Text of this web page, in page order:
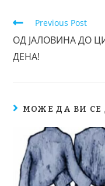
Previous Post
ОД ЈАЛОВИНА ДО
ДЕНА!
МОЖЕ ДА ВИ